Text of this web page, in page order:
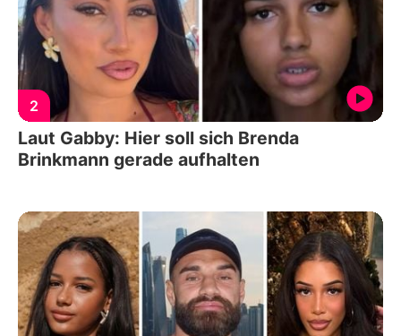
2
Laut Gabby: Hier soll sich Brenda
Brinkmann gerade aufhalten